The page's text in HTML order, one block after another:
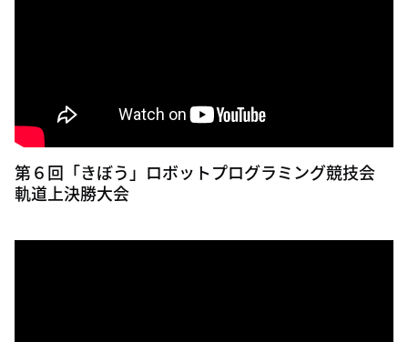
第６回「きぼう」ロボットプログラミング競技会
軌道上決勝大会